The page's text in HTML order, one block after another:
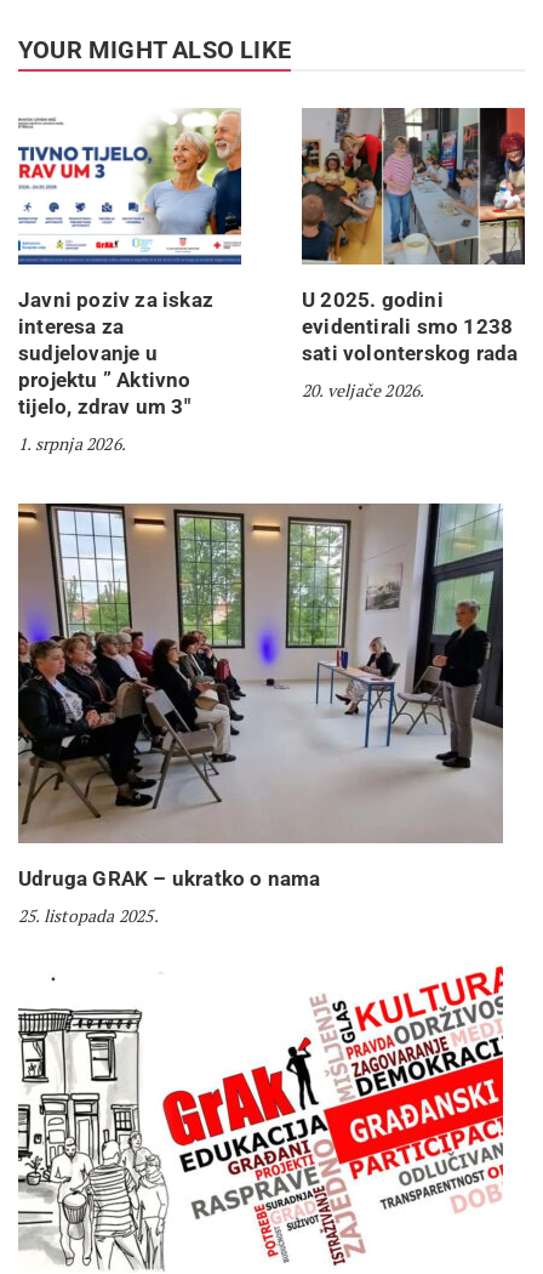
YOUR MIGHT ALSO LIKE
Javni poziv za iskaz
interesa za
sudjelovanje u
projektu ” Aktivno
tijelo, zdrav um 3″
1. srpnja 2026.
U 2025. godini
evidentirali smo 1238
sati volonterskog rada
20. veljače 2026.
Udruga GRAK – ukratko o nama
25. listopada 2025.